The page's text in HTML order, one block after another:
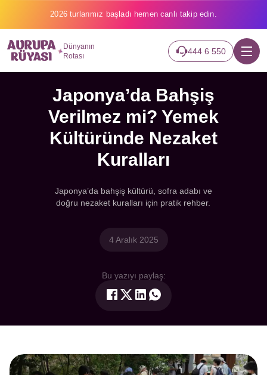
2026 turlarımız başladı hemen canlı takip edin.
Dünyanın
Rotası
444 6 550
Japonya’da Bahşiş
Verilmez mi? Yemek
Kültüründe Nezaket
Kuralları
Japonya’da bahşiş kültürü, sofra adabı ve
doğru nezaket kuralları için pratik rehber.
4 Aralık 2025
Bu yazıyı paylaş: